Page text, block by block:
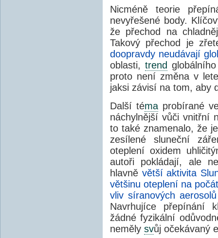
Nicméně teorie
nevyřešené body.
že přechod na
Takový přechod je
doopravdy neudávají
oblasti, trend
proto není změna v
jaksi závisí na tom, aby
Další téma probírané
náchylnější vůči vnitřní
to také znamenalo, že
zesílené sluneční
oteplení oxidem
autoři pokládají, ale
hlavně větší aktivita
většinu oteplení na
vliv síranových
Navrhujíce přepínání
žádné fyzikální
neměly svůj očekávaný